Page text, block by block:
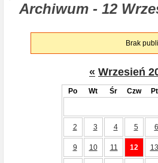
Archiwum - 12
Brak
« Wrzesień
Po Wt Śr Czw Pt
2 3 4 5 6
9 10 11 12 13